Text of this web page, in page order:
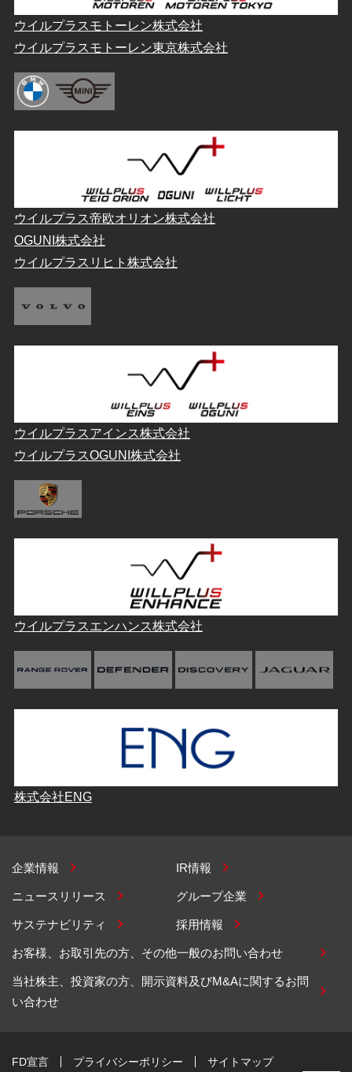
ウイルプラスモトーレン株式会社
ウイルプラスモトーレン東京株式会社
ウイルプラス帝欧オリオン株式会社
OGUNI株式会社
ウイルプラスリヒト株式会社
ウイルプラスアインス株式会社
ウイルプラスOGUNI株式会社
ウイルプラスエンハンス株式会社
株式会社ENG
企業情報 IR情報
ニュースリリース
サステナビリティ
グループ企業
採用情報
お客様、お取引先の方、その他一般のお問い合わせ
当社株主、投資家の方、開示資料及びM&Aに関するお問
い合わせ
FD宣言 プライバシーポリシー サイトマップ